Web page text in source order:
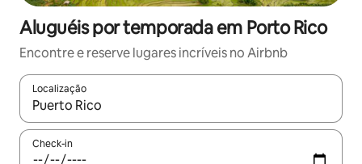
Aluguéis por temporada em Porto Rico
Encontre e reserve lugares incríveis no Airbnb
Localização
Quando os resultados estiverem disponíveis, explore-os
Check-in